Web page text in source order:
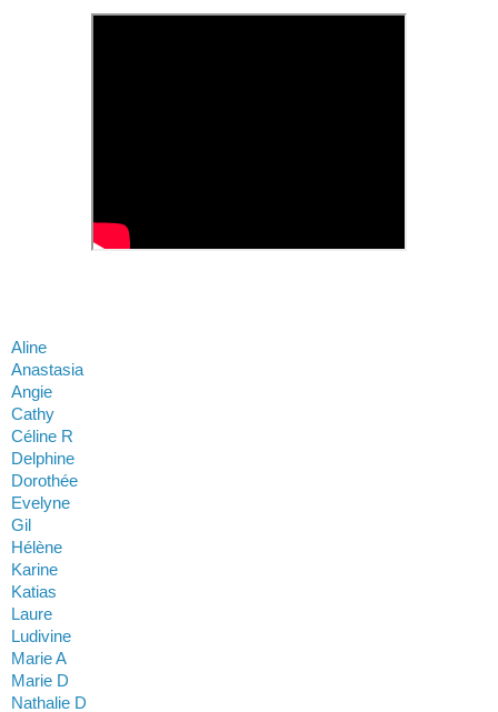
Aline
Anastasia
Angie
Cathy
Céline R
Delphine
Dorothée
Evelyne
Gil
Hélène
Karine
Katias
Laure
Ludivine
Marie A
Marie D
Nathalie D